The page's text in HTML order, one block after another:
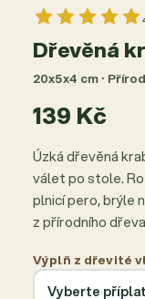
Dřevěná
20x5x4 cm ·
139 Kč
Úzká dřevěná
válet po stole.
plnicí pero, brýle
z přírodního
Výplň z dřevité